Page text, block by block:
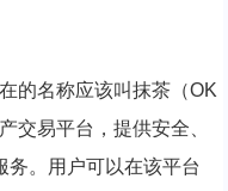
的名称应该叫抹茶（OK
交易平台，提供安全、
务。用户可以在该平台